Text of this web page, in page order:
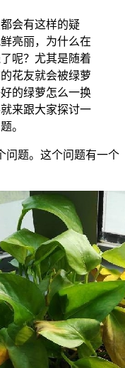
会有这样的疑
亮丽，为什么在
呢？尤其是随着
花友就会被绿萝
的绿萝怎么一换
来跟大家探讨一
。
问题。这个问题有一个